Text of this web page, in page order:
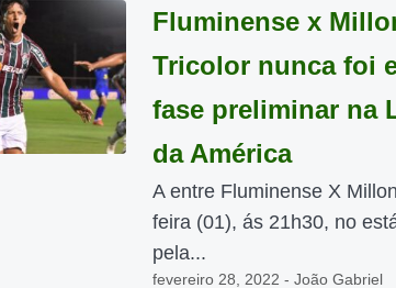
Fluminense x
Tricolor nunca foi
fase preliminar na
da América
A entre Fluminense X
feira (01), ás 21h30, no
pela...
fevereiro 28, 2022 - João Gabriel